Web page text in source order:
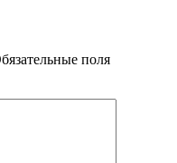
поля